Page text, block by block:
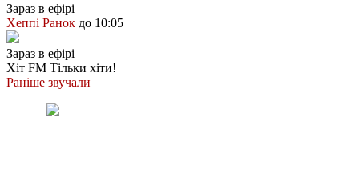
Зараз в ефірі
Хеппі Ранок до 10:05
Зараз в ефірі
Хіт FM Тільки хіти!
Раніше звучали